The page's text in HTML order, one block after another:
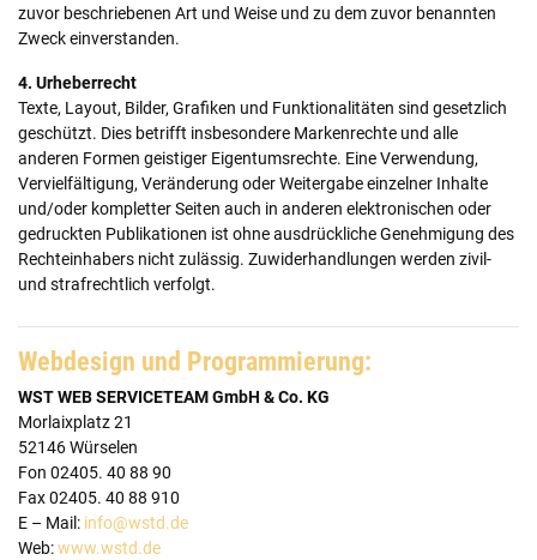
zuvor beschriebenen Art und Weise und zu dem zuvor benannten
Zweck einverstanden.
4. Urheberrecht
Texte, Layout, Bilder, Grafiken und Funktionalitäten sind gesetzlich
geschützt. Dies betrifft insbesondere Markenrechte und alle
anderen Formen geistiger Eigentumsrechte. Eine Verwendung,
Vervielfältigung, Veränderung oder Weitergabe einzelner Inhalte
und/oder kompletter Seiten auch in anderen elektronischen oder
gedruckten Publikationen ist ohne ausdrückliche Genehmigung des
Rechteinhabers nicht zulässig. Zuwiderhandlungen werden zivil-
und strafrechtlich verfolgt.
Webdesign und Programmierung:
WST WEB SERVICETEAM GmbH & Co. KG
Morlaixplatz 21
52146 Würselen
Fon 02405. 40 88 90
Fax 02405. 40 88 910
E – Mail: info@wstd.de
Web:www.wstd.de